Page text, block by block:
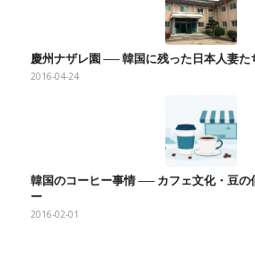
慶州ナザレ園 ── 韓国に残った日本人妻た
2016-04-24
韓国のコーヒー事情 ── カフェ文化・豆の
ー
2016-02-01